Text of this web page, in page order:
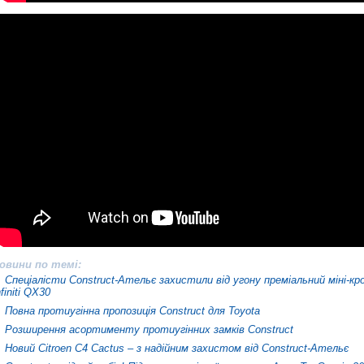
по темі:
Спеціалісти Construct-Ательє захистили від угону преміальний міні-
QX30
Повна протиугінна пропозиція Construct для Toyota
Розширення асортименту протиугінних замків Construct
Новий Citroen C4 Cactus – з надійним захистом від Construct-Ательє